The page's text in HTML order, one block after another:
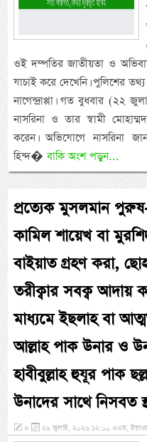
ওই দম্পতির জাতীয়তা ও
যাচাই করে দেখেনি। পুলিশের
নাগেন্দ্রাপ্পা। গত বুধবার (২২
নাসরিনা ও তার স্বামী
করেন। অভিযোগে নাসরিনা
হিন্দ�বাকি অংশ পড়ুন...
প্রত্যেক মুসলমান
কামিল শায়েখ বা
বাইয়াত গ্রহণ করা,
তরীক্বার সবক্ব আদায়
মাধ্যমে ইছলাহ বা
আল্লাহ পাক উনার ও
হাবীবুল্লাহ হুযূর পাক
উনাদের সাথে নিসবত
» ২৬ জুলাই, ২০২৬ ১২:০০ এএম,